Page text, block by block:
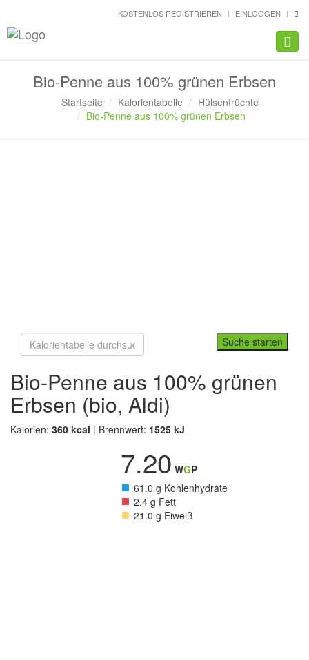
KOSTENLOS REGISTRIEREN EINLOGGEN
Bio-Penne aus 100% grünen Erbsen
Startseite Kalorientabelle
Hülsenfrüchte
Bio-Penne aus 100% grünen Erbsen
Suche starten
Bio-Penne aus 100% grünen
Erbsen (bio, Aldi)
Kalorien: 360 kcal | Brennwert: 1525 kJ
7.20 WGP
61.0 g Kohlenhydrate
2.4 g Fett
21.0 g Eiweiß